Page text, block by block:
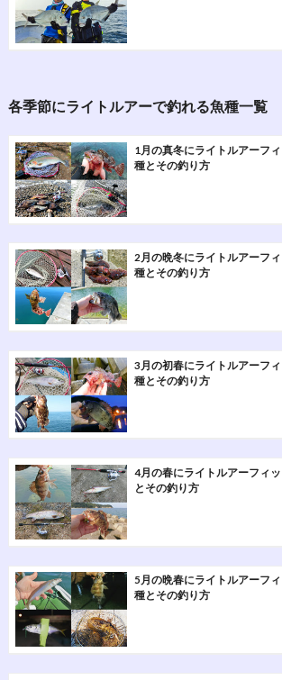
各季節にライトルアーで釣れる魚種一覧
1月の真冬にライトルアーフ
種とその釣り方
2月の晩冬にライトルアーフ
種とその釣り方
3月の初春にライトルアーフ
種とその釣り方
4月の春にライトルアーフィ
とその釣り方
5月の晩春にライトルアーフ
種とその釣り方